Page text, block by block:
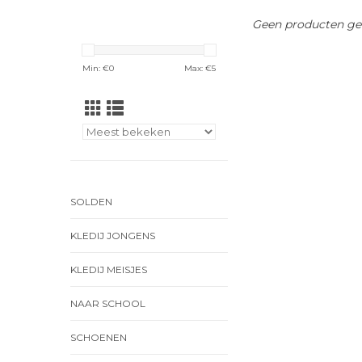
Min: €0 Max: €5
SOLDEN
KLEDIJ JONGENS
KLEDIJ MEISJES
NAAR SCHOOL
SCHOENEN
Geen producten